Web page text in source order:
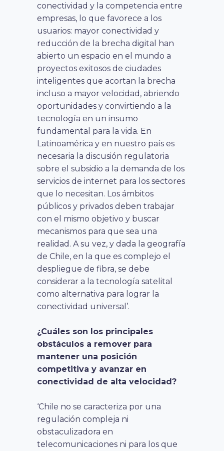
conectividad y la competencia entre
empresas, lo que favorece a los
usuarios: mayor conectividad y
reducción de la brecha digital han
abierto un espacio en el mundo a
proyectos exitosos de ciudades
inteligentes que acortan la brecha
incluso a mayor velocidad, abriendo
oportunidades y convirtiendo a la
tecnología en un insumo
fundamental para la vida. En
Latinoamérica y en nuestro país es
necesaria la discusión regulatoria
sobre el subsidio a la demanda de los
servicios de internet para los sectores
que lo necesitan. Los ámbitos
públicos y privados deben trabajar
con el mismo objetivo y buscar
mecanismos para que sea una
realidad. A su vez, y dada la geografía
de Chile, en la que es complejo el
despliegue de fibra, se debe
considerar a la tecnología satelital
como alternativa para lograr la
conectividad universal’.
¿Cuáles son los principales
obstáculos a remover para
mantener una posición
competitiva y avanzar en
conectividad de alta velocidad?
‘Chile no se caracteriza por una
regulación compleja ni
obstaculizadora en
telecomunicaciones ni para los que